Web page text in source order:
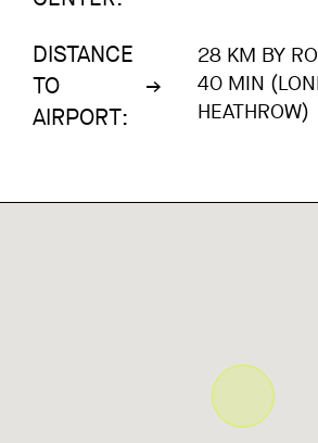
DISTANCE
TO
AIRPORT:
28 KM BY
40 MIN
HEATHROW)